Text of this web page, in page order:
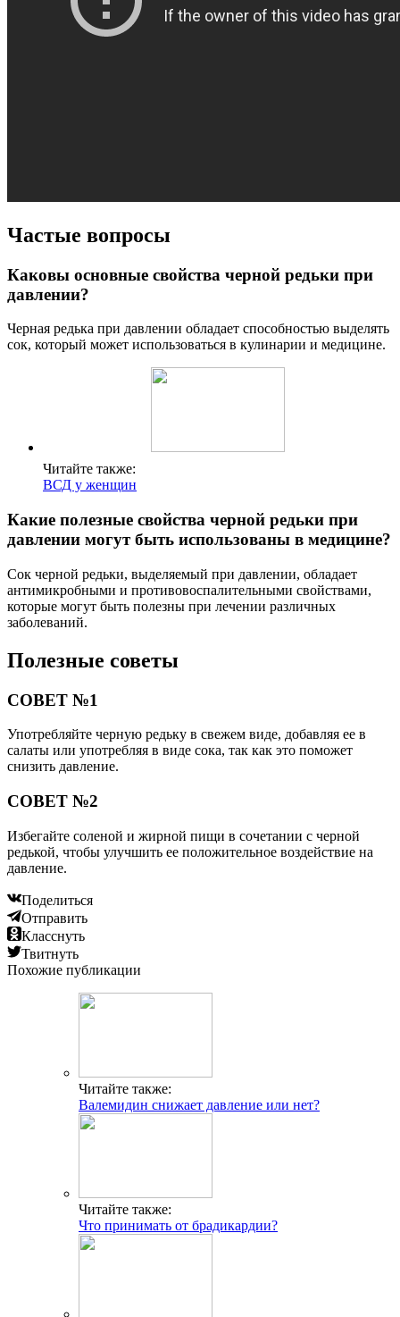
Частые вопросы
Каковы основные свойства черной редьки при
давлении?
Черная редька при давлении обладает способностью выделять
сок, который может использоваться в кулинарии и медицине.
Читайте также:
ВСД у женщин
Какие полезные свойства черной редьки при
давлении могут быть использованы в медицине?
Сок черной редьки, выделяемый при давлении, обладает
антимикробными и противовоспалительными свойствами,
которые могут быть полезны при лечении различных
заболеваний.
Полезные советы
СОВЕТ №1
Употребляйте черную редьку в свежем виде, добавляя ее в
салаты или употребляя в виде сока, так как это поможет
снизить давление.
СОВЕТ №2
Избегайте соленой и жирной пищи в сочетании с черной
редькой, чтобы улучшить ее положительное воздействие на
давление.
Поделиться
Отправить
Класснуть
Твитнуть
Похожие публикации
Читайте также:
Валемидин снижает давление или нет?
Читайте также:
Что принимать от брадикардии?